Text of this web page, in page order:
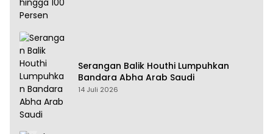
Serangan Balik Houthi Lumpuhkan
Bandara Abha Arab Saudi
14 Juli 2026